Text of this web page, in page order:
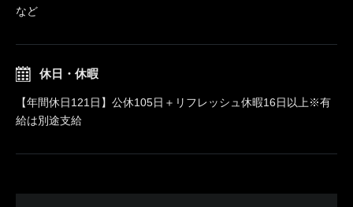
など
休日・休暇
【年間休日121日】公休105日＋リフレッシュ休暇16日以上※有
給は別途支給